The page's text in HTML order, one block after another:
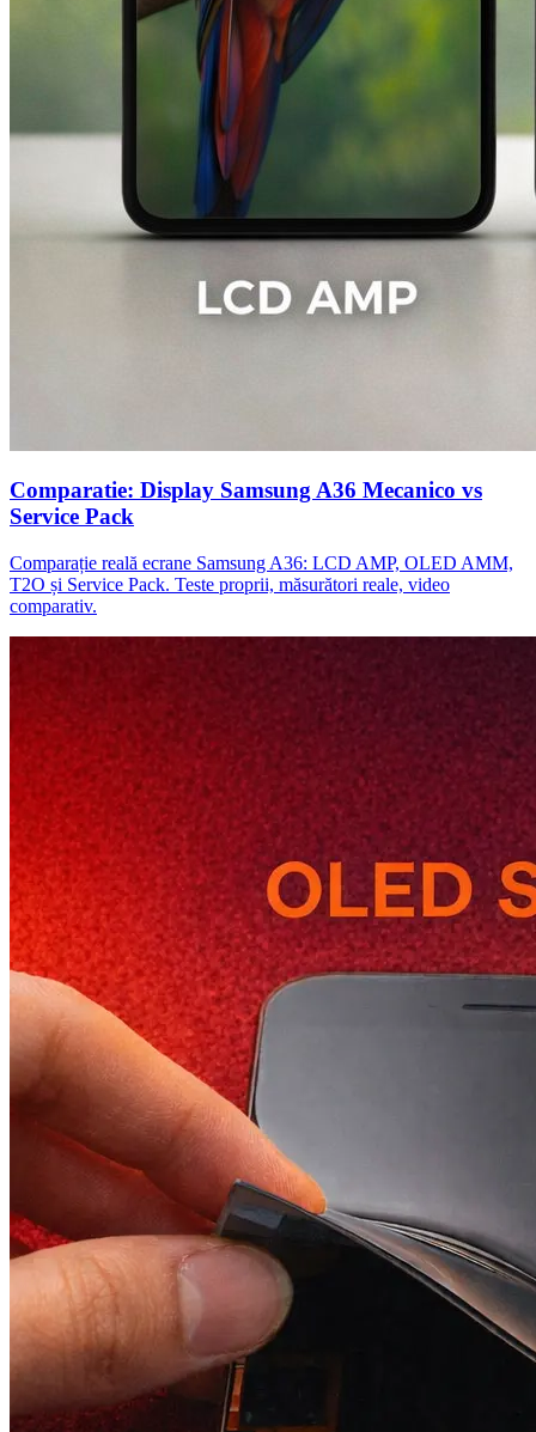
Comparatie: Display Samsung A36 Mecanico vs
Service Pack
Comparație reală ecrane Samsung A36: LCD AMP, OLED AMM,
T2O și Service Pack. Teste proprii, măsurători reale, video
comparativ.